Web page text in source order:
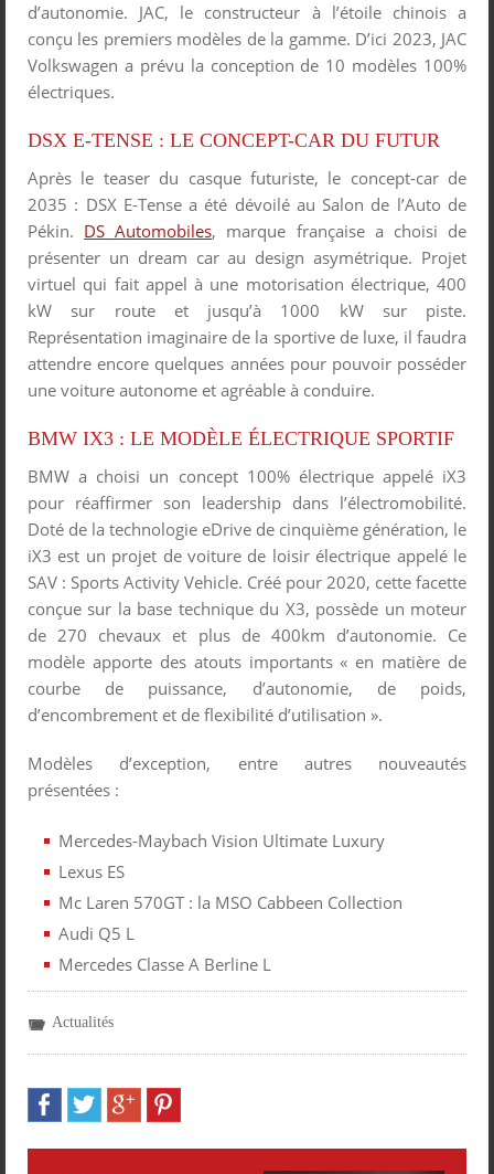
d’autonomie. JAC, le constructeur à l’étoile chinois a
conçu les premiers modèles de la gamme. D’ici 2023, JAC
Volkswagen a prévu la conception de 10 modèles 100%
électriques.
DSX E-TENSE : LE CONCEPT-CAR DU FUTUR
Après le teaser du casque futuriste, le concept-car de
2035 : DSX E-Tense a été dévoilé au Salon de l’Auto de
Pékin. DS Automobiles, marque française a choisi de
présenter un dream car au design asymétrique. Projet
virtuel qui fait appel à une motorisation électrique, 400
kW sur route et jusqu’à 1000 kW sur piste.
Représentation imaginaire de la sportive de luxe, il faudra
attendre encore quelques années pour pouvoir posséder
une voiture autonome et agréable à conduire.
BMW IX3 : LE MODÈLE ÉLECTRIQUE SPORTIF
BMW a choisi un concept 100% électrique appelé iX3
pour réaffirmer son leadership dans l’électromobilité.
Doté de la technologie eDrive de cinquième génération, le
iX3 est un projet de voiture de loisir électrique appelé le
SAV : Sports Activity Vehicle. Créé pour 2020, cette facette
conçue sur la base technique du X3, possède un moteur
de 270 chevaux et plus de 400km d’autonomie. Ce
modèle apporte des atouts importants « en matière de
courbe de puissance, d’autonomie, de poids,
d’encombrement et de flexibilité d’utilisation ».
Modèles d’exception, entre autres nouveautés
présentées :
Mercedes-Maybach Vision Ultimate Luxury
Lexus ES
Mc Laren 570GT : la MSO Cabbeen Collection
Audi Q5 L
Mercedes Classe A Berline L
Actualités